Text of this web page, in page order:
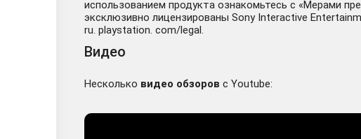
использованием продукта ознакомьтесь с «Мерами
эксклюзивно лицензированы Sony Interactive
ru. playstation. com/legal.
Видео
Несколько видео обзоров с Youtube: